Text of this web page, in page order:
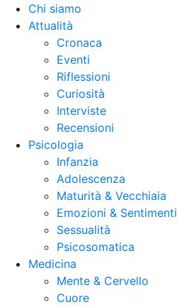
Chi siamo
Attualità
Cronaca
Eventi
Riflessioni
Curiosità
Interviste
Recensioni
Psicologia
Infanzia
Adolescenza
Maturità & Vecchiaia
Emozioni & Sentimenti
Sessualità
Psicosomatica
Medicina
Mente & Cervello
Cuore